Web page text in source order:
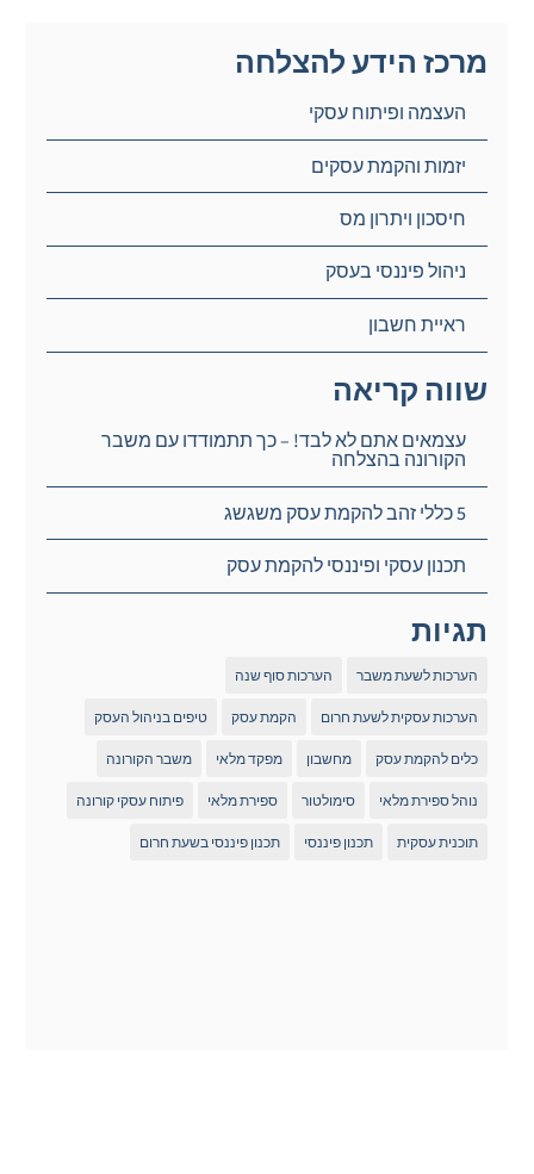
מרכז הידע להצלחה
העצמה ופיתוח עסקי
יזמות והקמת עסקים
חיסכון ויתרון מס
ניהול פיננסי בעסק
ראיית חשבון
שווה קריאה
עצמאים אתם לא לבד! – כך תתמודדו עם משבר
הקורונה בהצלחה
5 כללי זהב להקמת עסק משגשג
תכנון עסקי ופיננסי להקמת עסק
תגיות
הערכות לשעת משבר הערכות סוף שנה
הערכות עסקית לשעת חרום הקמת עסק טיפים בניהול העסק
כלים להקמת עסק מחשבון מפקד מלאי משבר הקורונה
נוהל ספירת מלאי סימולטור ספירת מלאי פיתוח עסקי קורונה
תוכנית עסקית תכנון פיננסי תכנון פיננסי בשעת חרום